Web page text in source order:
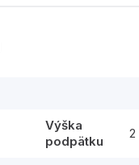
Výška
podpätku
2